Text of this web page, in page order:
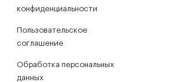
конфиденциальности
Пользовательское
соглашение
Обработка персональных
данных